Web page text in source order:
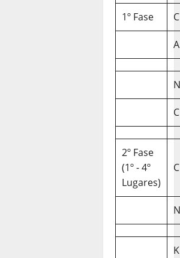
1º Fase
2º Fase
(1º - 4º
Lugares)